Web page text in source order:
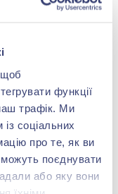
функції
трафік. Ми
соціальних
про те, як ви
поєднувати
або яку вони